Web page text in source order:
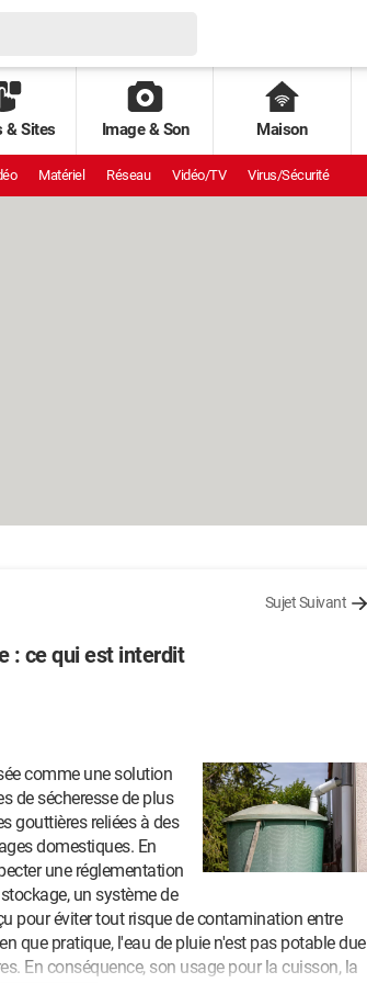
& Sites Image & Son Maison
Matériel Réseau Vidéo/TV Virus/Sécurité
Sujet Suivant
: ce qui est interdit
comme une solution
de sécheresse de plus
gouttières reliées à des
domestiques. En
une réglementation
un système de
pour éviter tout risque de contamination entre
que pratique, l'eau de pluie n'est pas potable due
En conséquence, son usage pour la cuisson, la